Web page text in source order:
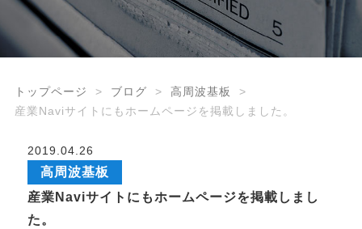
トップページ ブログ
高周波基板
産業Naviサイトにもホームページを掲載しました。
2019.04.26
高周波基板
産業Naviサイトにもホームページを掲載しまし
た。